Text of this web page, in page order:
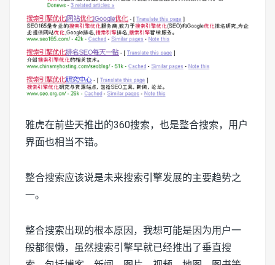
雅虎在前些天推出的360搜索，也是整合搜索，用户
界面也相当不错。
整合搜索应该说是未来搜索引擎发展的主要趋势之
一。
整合搜索出现的根本原因，我想可能是因为用户一
般都很懒，虽然搜索引擎早就已经推出了垂直搜